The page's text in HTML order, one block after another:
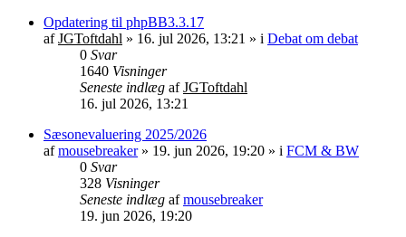
Opdatering til phpBB3.3.17
afJGToftdahl » 16. jul 2026, 13:21 » i Debat om debat
0 Svar
1640 Visninger
Seneste indlæg afJGToftdahl
16. jul 2026, 13:21
Sæsonevaluering 2025/2026
afmousebreaker» 19. jun 2026, 19:20 » i FCM & BW
0 Svar
328 Visninger
Seneste indlæg afmousebreaker
19. jun 2026, 19:20